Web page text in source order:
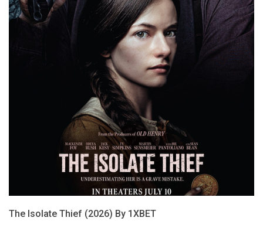
The Isolate Thief (2026) By 1XBET